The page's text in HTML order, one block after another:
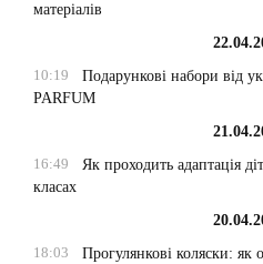
матеріалів
10:19
Подарункові набори від
PARFUM
16:49
Як проходить адаптація
класах
18:03
Прогулянкові коляски: як